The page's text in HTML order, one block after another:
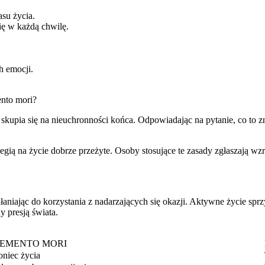
życia.
w każdą chwilę.
emocji.
mori?
się na nieuchronności końca. Odpowiadając na pytanie, co to
na życie dobrze przeżyte. Osoby stosujące te zasady zgłaszają
do korzystania z nadarzających się okazji. Aktywne życie
presją świata.
MORI
życia